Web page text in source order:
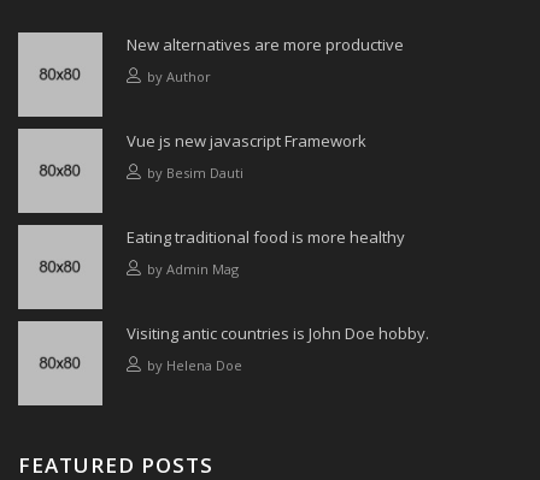
New alternatives are more productive
by Author
Vue js new javascript Framework
by Besim Dauti
Eating traditional food is more healthy
by Admin Mag
Visiting antic countries is John Doe hobby.
by Helena Doe
FEATURED POSTS